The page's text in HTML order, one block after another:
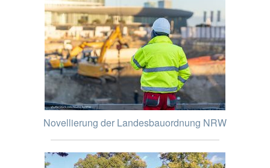
Novellierung der Landesbauordnung NRW